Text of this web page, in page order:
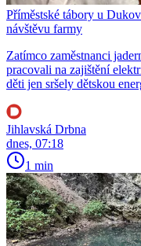
Příměstské tábory u
návštěvu farmy
Zatímco zaměstnanci
pracovali na zajištění
děti jen sršely dětskou
Jihlavská Drbna
dnes, 07:18
1 min